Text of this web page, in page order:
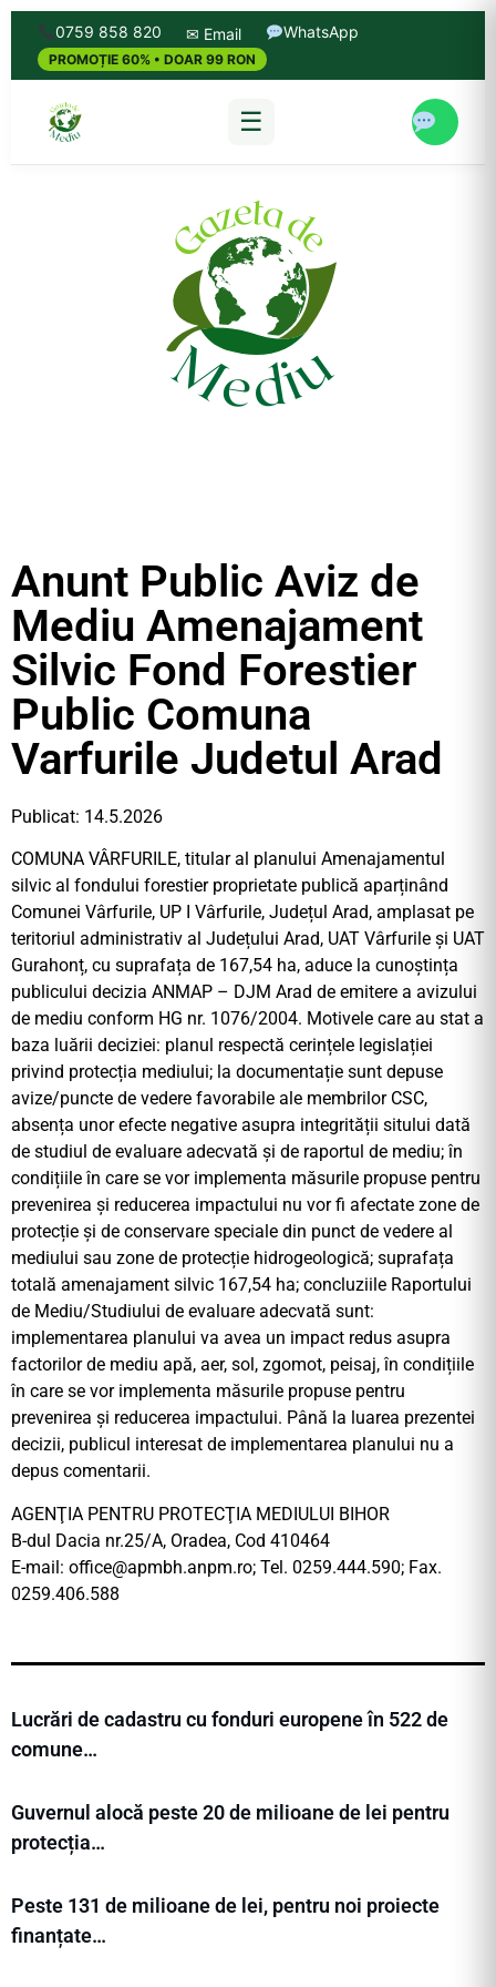
0759 858 820 ✉ Email WhatsApp
PROMOȚIE 60% • DOAR 99 RON
☰
Anunt Public Aviz de
Mediu Amenajament
Silvic Fond Forestier
Public Comuna
Varfurile Judetul Arad
Publicat: 14.5.2026
COMUNA VÂRFURILE, titular al planului Amenajamentul
silvic al fondului forestier proprietate publică aparținând
Comunei Vârfurile, UP I Vârfurile, Județul Arad, amplasat pe
teritoriul administrativ al Județului Arad, UAT Vârfurile și UAT
Gurahonț, cu suprafața de 167,54 ha, aduce la cunoștința
publicului decizia ANMAP – DJM Arad de emitere a avizului
de mediu conform HG nr. 1076/2004. Motivele care au stat a
baza luării deciziei: planul respectă cerințele legislației
privind protecția mediului; la documentație sunt depuse
avize/puncte de vedere favorabile ale membrilor CSC,
absența unor efecte negative asupra integrității sitului dată
de studiul de evaluare adecvată și de raportul de mediu; în
condițiile în care se vor implementa măsurile propuse pentru
prevenirea și reducerea impactului nu vor fi afectate zone de
protecție și de conservare speciale din punct de vedere al
mediului sau zone de protecție hidrogeologică; suprafața
totală amenajament silvic 167,54 ha; concluziile Raportului
de Mediu/Studiului de evaluare adecvată sunt:
implementarea planului va avea un impact redus asupra
factorilor de mediu apă, aer, sol, zgomot, peisaj, în condițiile
în care se vor implementa măsurile propuse pentru
prevenirea și reducerea impactului. Până la luarea prezentei
decizii, publicul interesat de implementarea planului nu a
depus comentarii.
AGENŢIA PENTRU PROTECŢIA MEDIULUI BIHOR
B-dul Dacia nr.25/A, Oradea, Cod 410464
E-mail: office@apmbh.anpm.ro; Tel. 0259.444.590; Fax.
0259.406.588
Lucrări de cadastru cu fonduri europene în 522 de
comune…
Guvernul alocă peste 20 de milioane de lei pentru
protecția…
Peste 131 de milioane de lei, pentru noi proiecte
finanțate…